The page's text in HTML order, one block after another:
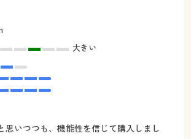
大きい
思いつつも、機能性を信じて購入しまし